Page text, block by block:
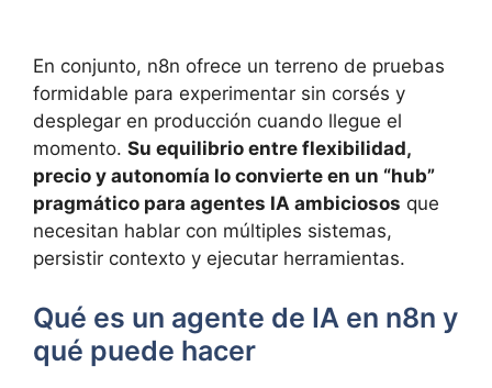
En conjunto, n8n ofrece un terreno de pruebas
formidable para experimentar sin corsés y
desplegar en producción cuando llegue el
momento. Su equilibrio entre flexibilidad,
precio y autonomía lo convierte en un “hub”
pragmático para agentes IA ambiciosos que
necesitan hablar con múltiples sistemas,
persistir contexto y ejecutar herramientas.
Qué es un agente de IA en n8n y
qué puede hacer